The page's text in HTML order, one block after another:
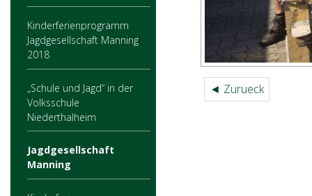
Kinderferienprogramm
Jagdgesellschaft Manning
2018
„Schule und Jagd“ in der
Volksschule
Niederthalheim
Jagdgesellschaft
Manning
◄ Zurueck